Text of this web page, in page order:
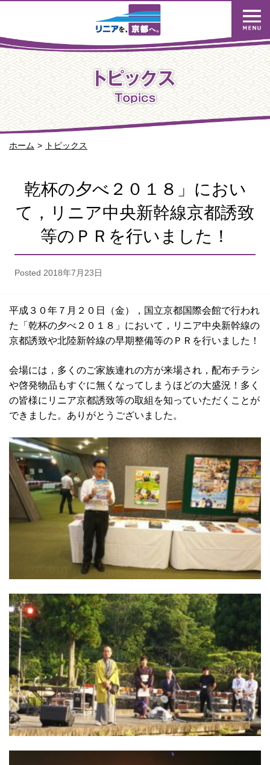
ホーム トピックス
乾杯の夕べ２０１８」におい
て，リニア中央新幹線京都誘致
等のＰＲを行いました！
Posted 2018年7月23日
平成３０年７月２０日（金），国立京都国際会館で行われ
た「乾杯の夕べ２０１８」において，リニア中央新幹線の
京都誘致や北陸新幹線の早期整備等のＰＲを行いました！
会場には，多くのご家族連れの方が来場され，配布チラシ
や啓発物品もすぐに無くなってしまうほどの大盛況！多く
の皆様にリニア京都誘致等の取組を知っていただくことが
できました。ありがとうございました。